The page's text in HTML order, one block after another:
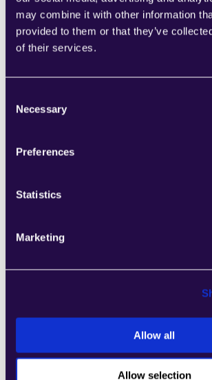
may combine it with other information
provided to them or that they’ve
of their services.
Selection
Necessary
Preferences
Statistics
Marketing
Allow all
Allow selection
1CRM
Kombinieren Sie Abschnitte aus einer
zusammenzustellen, die den
Unternehmens entsprechen.
2Chat
von Kategorien, um Seiten einfach
Unternehmens entsprechen.